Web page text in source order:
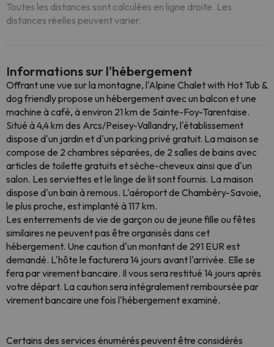
Toutes les distances sont calculées en ligne droite. Les
distances réelles peuvent varier.
Informations sur l'hébergement
Offrant une vue sur la montagne, l'Alpine Chalet with Hot Tub &
dog friendly propose un hébergement avec un balcon et une
machine à café, à environ 21 km de Sainte-Foy-Tarentaise.
Situé à 4,4 km des Arcs/Peisey-Vallandry, l'établissement
dispose d'un jardin et d'un parking privé gratuit. La maison se
compose de 2 chambres séparées, de 2 salles de bains avec
articles de toilette gratuits et sèche-cheveux ainsi que d'un
salon. Les serviettes et le linge de lit sont fournis. La maison
dispose d'un bain à remous. L'aéroport de Chambéry-Savoie,
le plus proche, est implanté à 117 km.
Les enterrements de vie de garçon ou de jeune fille ou fêtes
similaires ne peuvent pas être organisés dans cet
hébergement. Une caution d'un montant de 291 EUR est
demandé. L'hôte le facturera 14 jours avant l'arrivée. Elle se
fera par virement bancaire. Il vous sera restitué 14 jours après
votre départ. La caution sera intégralement remboursée par
virement bancaire une fois l'hébergement examiné.
Certains des services énumérés peuvent être considérés